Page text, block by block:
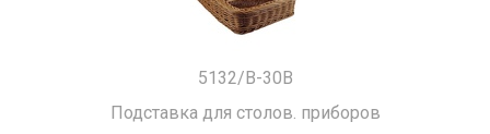
5132/B-30B
Подставка для столов. приборов